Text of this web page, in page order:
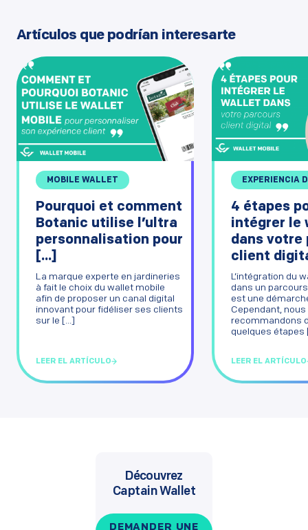
Artículos que podrían interesarte
MOBILE WALLET
Pourquoi et comment
Botanic utilise l’ultra
personnalisation pour
[...]
La marque experte en jardineries
à fait le choix du wallet mobile
afin de proposer un canal digital
innovant pour fidéliser ses clients
sur le [...]
LEER EL ARTÍCULO
EXPERIENCIA
4 étapes
intégrer le
dans votre
client
L’intégration du
dans un
est une
Cependant, nous
recommandons
quelques étapes
LEER EL ARTÍCULO
Découvrez
Captain Wallet
DEMANDER UNE